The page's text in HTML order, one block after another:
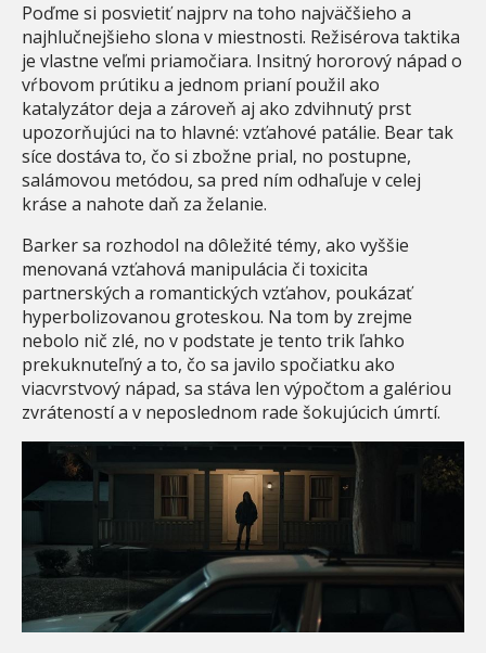
Poďme si posvietiť najprv na toho najväčšieho a
najhlučnejšieho slona v miestnosti. Režisérova taktika
je vlastne veľmi priamočiara. Insitný hororový nápad o
vŕbovom prútiku a jednom prianí použil ako
katalyzátor deja a zároveň aj ako zdvihnutý prst
upozorňujúci na to hlavné: vzťahové patálie. Bear tak
síce dostáva to, čo si zbožne prial, no postupne,
salámovou metódou, sa pred ním odhaľuje v celej
kráse a nahote daň za želanie.
Barker sa rozhodol na dôležité témy, ako vyššie
menovaná vzťahová manipulácia či toxicita
partnerských a romantických vzťahov, poukázať
hyperbolizovanou groteskou. Na tom by zrejme
nebolo nič zlé, no v podstate je tento trik ľahko
prekuknuteľný a to, čo sa javilo spočiatku ako
viacvrstvový nápad, sa stáva len výpočtom a galériou
zvráteností a v neposlednom rade šokujúcich úmrtí.